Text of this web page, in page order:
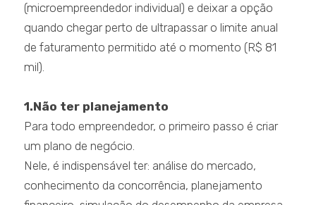
(microempreendedor individual) e deixar a opção
quando chegar perto de ultrapassar o limite anual
de faturamento permitido até o momento (R$ 81
mil).
1.Não ter planejamento
Para todo empreendedor, o primeiro passo é criar
um plano de negócio.
Nele, é indispensável ter: análise do mercado,
conhecimento da concorrência, planejamento